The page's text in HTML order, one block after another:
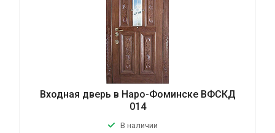
Входная дверь в Наро-Фоминске ВФСКД
014
В наличии